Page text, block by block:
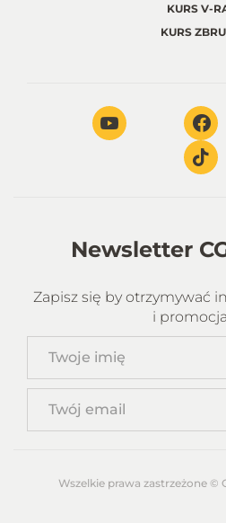
KURS V-
KURS
Newsletter
Zapisz się by otrzymywać
i
imię
email
Wszelkie prawa zastrzeżone ©